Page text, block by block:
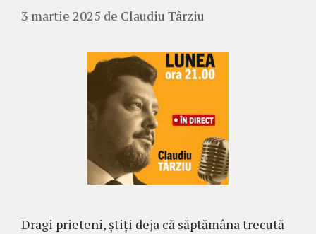
3 martie 2025 de Claudiu Târziu
Dragi prieteni, știți deja că săptămâna trecută